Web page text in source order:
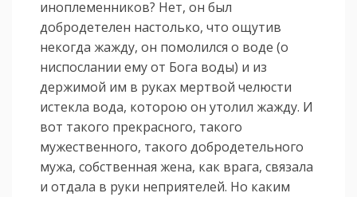
иноплеменников? Нет, он был
добродетелен настолько, что ощутив
некогда жажду, он помолился о воде (о
ниспослании ему от Бога воды) и из
держимой им в руках мертвой челюсти
истекла вода, которою он утолил жажду. И
вот такого прекрасного, такого
мужественного, такого добродетельного
мужа, собственная жена, как врага, связала
и отдала в руки неприятелей. Но каким